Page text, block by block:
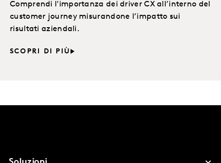
Comprendi l'importanza dei driver CX all’interno del
customer journey misurandone l’impatto sui
risultati aziendali.
SCOPRI DI PIÙ